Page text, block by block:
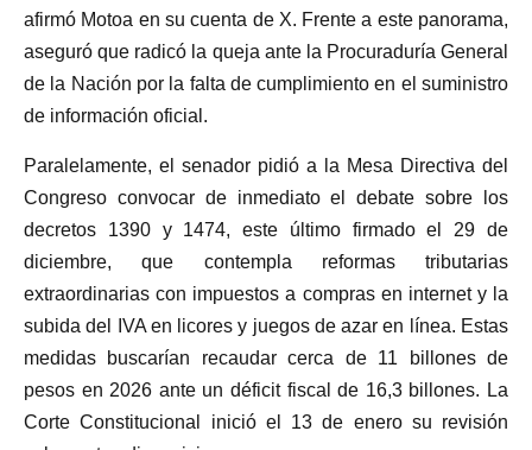
afirmó Motoa en su cuenta de X. Frente a este panorama,
aseguró que radicó la queja ante la Procuraduría General
de la Nación por la falta de cumplimiento en el suministro
de información oficial.
Paralelamente, el senador pidió a la Mesa Directiva del
Congreso convocar de inmediato el debate sobre los
decretos 1390 y 1474, este último firmado el 29 de
diciembre, que contempla reformas tributarias
extraordinarias con impuestos a compras en internet y la
subida del IVA en licores y juegos de azar en línea. Estas
medidas buscarían recaudar cerca de 11 billones de
pesos en 2026 ante un déficit fiscal de 16,3 billones. La
Corte Constitucional inició el 13 de enero su revisión